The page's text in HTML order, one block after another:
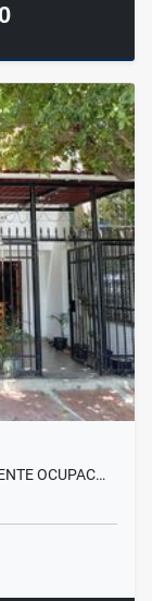
OCUPAC…